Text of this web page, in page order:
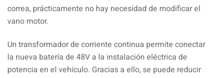
correa, prácticamente no hay necesidad de modificar el
vano motor.
Un transformador de corriente continua permite conectar
la nueva batería de 48V a la instalación eléctrica de
potencia en el vehículo. Gracias a ello, se puede reducir